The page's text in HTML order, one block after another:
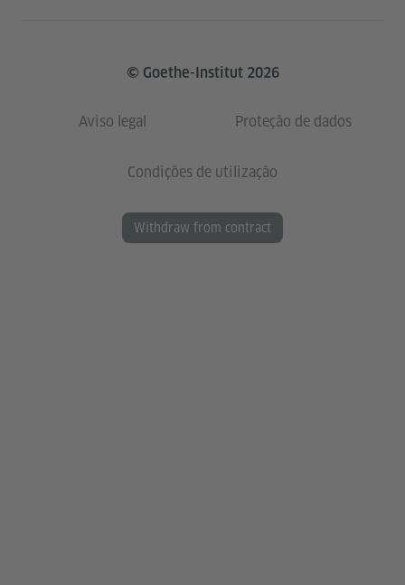
© Goethe-Institut 2026
Aviso legal Proteção de dados
Condições de utilização
Withdraw from contract